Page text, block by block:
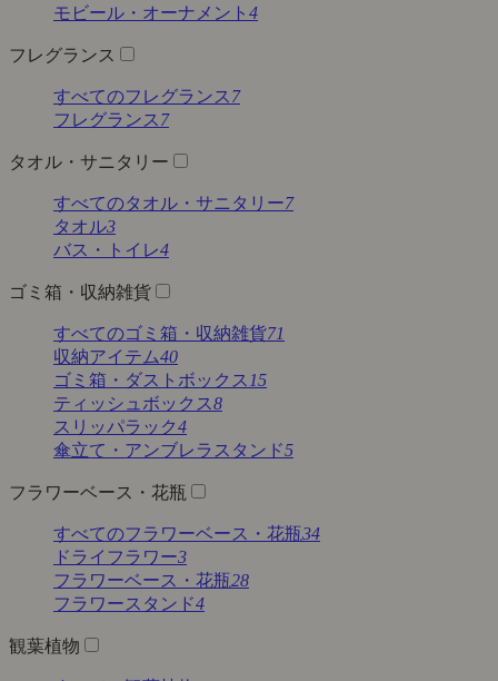
モビール・オーナメント 4
フレグランス
すべてのフレグランス 7
フレグランス 7
タオル・サニタリー
すべてのタオル・サニタリー7
タオル3
バス・トイレ4
ゴミ箱・収納雑貨
すべてのゴミ箱・収納雑貨71
収納アイテム40
ゴミ箱・ダストボックス 15
ティッシュボックス8
スリッパラック4
傘立て・アンブレラスタンド5
フラワーベース・花瓶
すべてのフラワーベース・花瓶34
ドライフラワー3
フラワーベース・花瓶28
フラワースタンド4
観葉植物